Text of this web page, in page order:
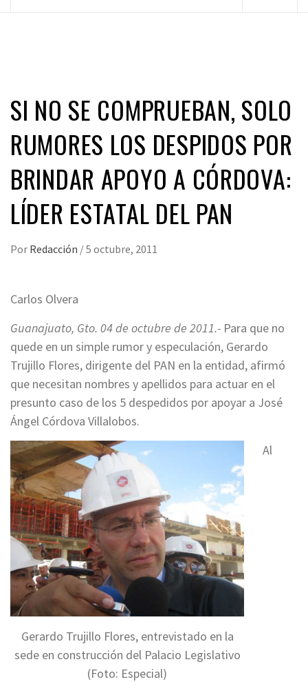
SI NO SE COMPRUEBAN, SOLO
RUMORES LOS DESPIDOS POR
BRINDAR APOYO A CÓRDOVA:
LÍDER ESTATAL DEL PAN
Por Redacción /5 octubre, 2011
Carlos Olvera
Guanajuato, Gto. 04 de octubre de 2011.- Para que no
quede en un simple rumor y especulación, Gerardo
Trujillo Flores, dirigente del PAN en la entidad, afirmó
que necesitan nombres y apellidos para actuar en el
presunto caso de los 5 despedidos por apoyar a José
Ángel Córdova Villalobos.
Gerardo Trujillo Flores, entrevistado en la
sede en construcción del Palacio Legislativo
(Foto: Especial)
Al